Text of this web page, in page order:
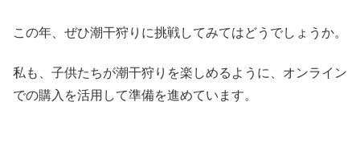
この年、ぜひ潮干狩りに挑戦してみてはどうでしょうか。
私も、子供たちが潮干狩りを楽しめるように、オンライン
での購入を活用して準備を進めています。